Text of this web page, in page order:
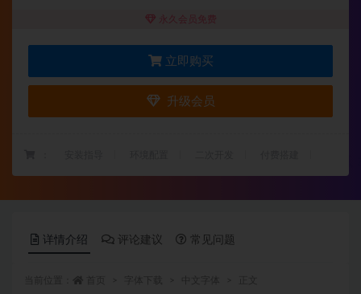
永久会员免费
立即购买
升级会员
详情介绍 评论建议 常见问题